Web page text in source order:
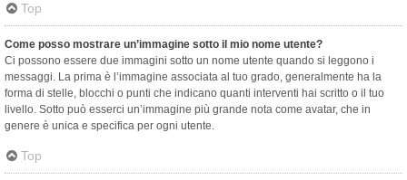
Top
Come posso mostrare un’immagine sotto il mio nome utente?
Ci possono essere due immagini sotto un nome utente quando si leggono i
messaggi. La prima è l’immagine associata al tuo grado, generalmente ha la
forma di stelle, blocchi o punti che indicano quanti interventi hai scritto o il tuo
livello. Sotto può esserci un’immagine più grande nota come avatar, che in
genere è unica e specifica per ogni utente.
Top